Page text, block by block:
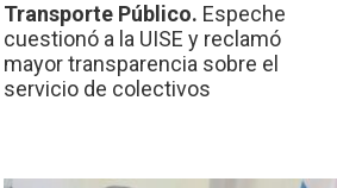
Transporte Público. Espeche
cuestionó a la UISE y reclamó
mayor transparencia sobre el
servicio de colectivos